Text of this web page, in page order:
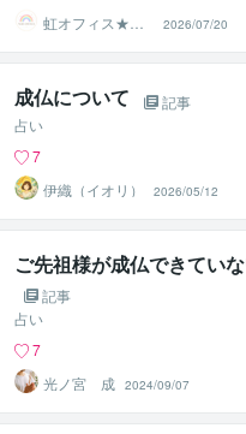
虹オフィス★占
い師さんの集客
サポート
2026/07/20
成仏について
記事
占い
7
伊織（イオリ）
2026/05/12
ご先祖様が成仏できてい
記事
占い
7
光ノ宮 成 2024/09/07